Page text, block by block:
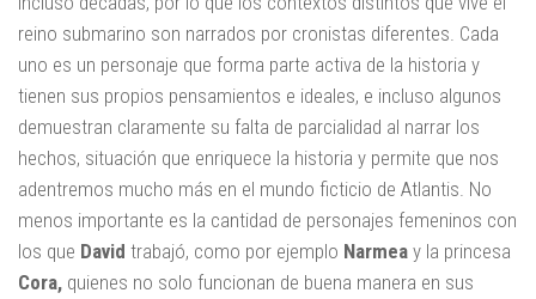
reino submarino son narrados por cronistas diferentes. Cada
uno es un personaje que forma parte activa de la historia y
tienen sus propios pensamientos e ideales, e incluso algunos
demuestran claramente su falta de parcialidad al narrar los
hechos, situación que enriquece la historia y permite que nos
adentremos mucho más en el mundo ficticio de Atlantis. No
menos importante es la cantidad de personajes femeninos con
los que David trabajó, como por ejemplo Narmea y la princesa
Cora, quienes no solo funcionan de buena manera en sus